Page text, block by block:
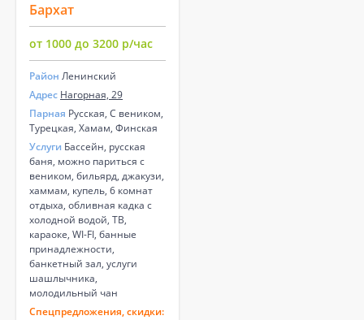
Бархат
от 1000 до 3200 р/час
Район Ленинский
Адрес Нагорная, 29
Парная Русская, С веником,
Турецкая, Хамам, Финская
Услуги Бассейн, русская
баня, можно париться с
веником, бильярд, джакузи,
хаммам, купель, 6 комнат
отдыха, обливная кадка с
холодной водой, ТВ,
караоке, WI-FI, банные
принадлежности,
банкетный зал, услуги
шашлычника,
молодильный чан
Спецпредложения, скидки: